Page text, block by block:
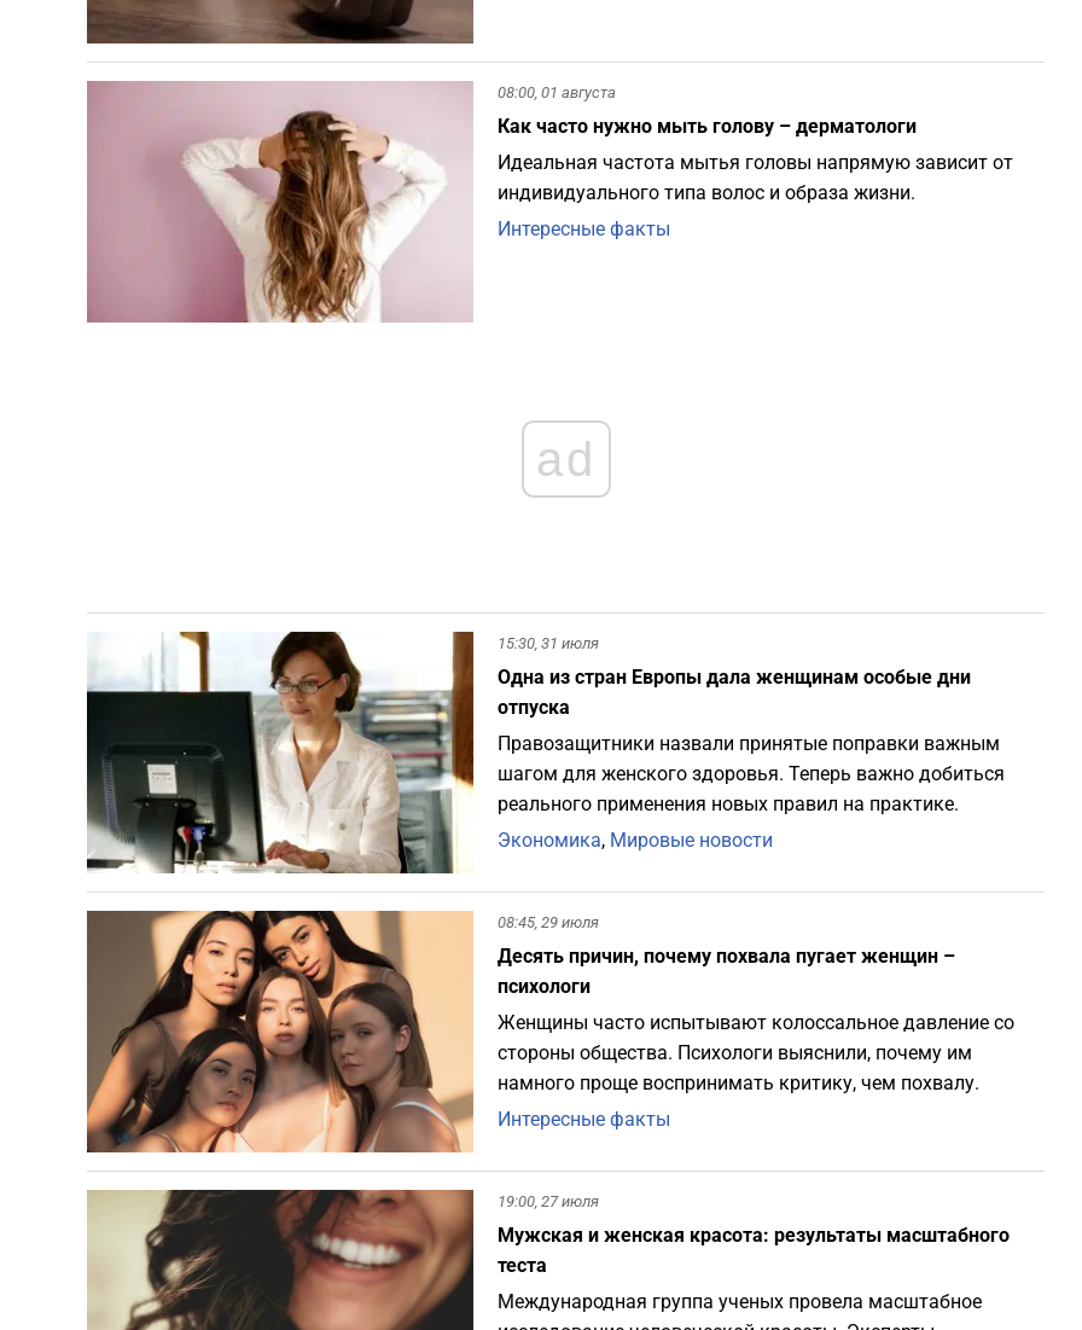
08:00, 01 августа
Как часто нужно мыть голову – дерматологи
Идеальная частота мытья головы напрямую зависит от
индивидуального типа волос и образа жизни.
Интересные факты
ad
15:30, 31 июля
Одна из стран Европы дала женщинам особые дни
отпуска
Правозащитники назвали принятые поправки важным
шагом для женского здоровья. Теперь важно добиться
реального применения новых правил на практике.
Экономика, Мировые новости
08:45, 29 июля
Десять причин, почему похвала пугает женщин –
психологи
Женщины часто испытывают колоссальное давление со
стороны общества. Психологи выяснили, почему им
намного проще воспринимать критику, чем похвалу.
Интересные факты
19:00, 27 июля
Мужская и женская красота: результаты масштабного
теста
Международная группа ученых провела масштабное